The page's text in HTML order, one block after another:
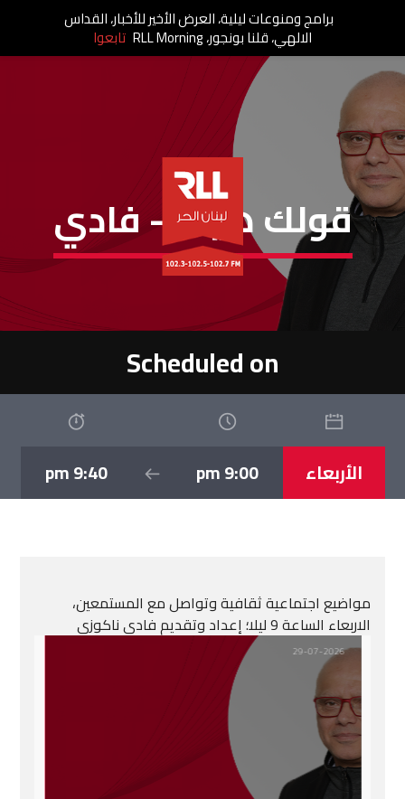
قولك هيك – فادي
Scheduled on
الأربعاء 9:00 pm
9:40 pm
مواضيع اجتماعية ثقافية وتواصل مع المستمعين،
الاربعاء الساعة 9 ليلا؛ إعداد وتقديم فادي ناكوزي
29-07-2026
برامج ومنوعات ليلية، العرض الأخير للأخبار، القداس
الالهي، قلنا بونجور، RLL Morning تابعوا